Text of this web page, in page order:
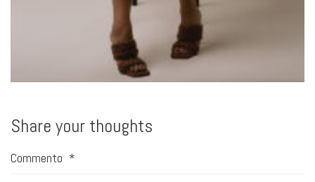
Share your thoughts
Commento *